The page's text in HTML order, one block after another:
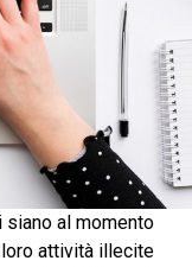
siano al momento
loro attività illecite